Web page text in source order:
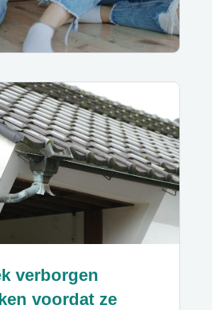
verborgen
voordat ze